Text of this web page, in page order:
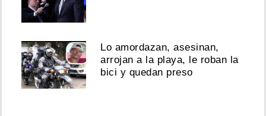
Lo amordazan, asesinan,
arrojan a la playa, le roban la
bici y quedan preso